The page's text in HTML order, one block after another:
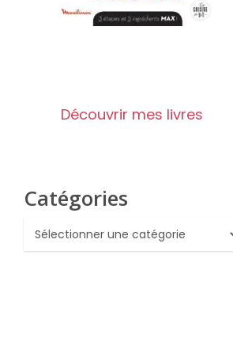
Découvrir mes livres
Catégories
Catégories